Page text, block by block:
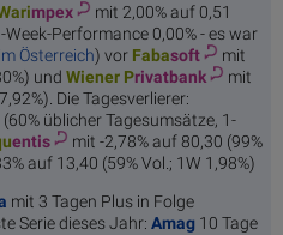
mpex
mit 2,00% auf 0,51
Performance 0,00% - es war
Österreich) vor Fabasoft
mit
und Wiener Privatbank
mit
Die Tagesverlierer:
üblicher Tagesumsätze, 1-
entis
mit -2,78% auf 80,30 (99%
auf 13,40 (59% Vol.; 1W 1,98%)
mit 3 Tagen Plus in Folge
Serie dieses Jahr: Amag 10 Tage